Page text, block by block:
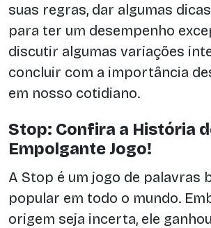
suas regras, dar algumas
para ter um desempenho
discutir algumas variações
concluir com a importância
em nosso cotidiano.
Stop: Confira a História
Empolgante Jogo!
A Stop é um jogo de palavras
popular em todo o mundo.
origem seja incerta, ele